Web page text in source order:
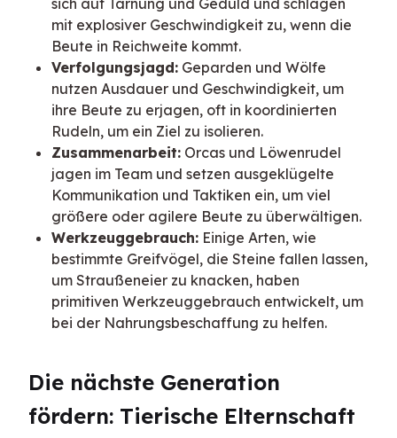
sich auf Tarnung und Geduld und schlagen
mit explosiver Geschwindigkeit zu, wenn die
Beute in Reichweite kommt.
Verfolgungsjagd: Geparden und Wölfe
nutzen Ausdauer und Geschwindigkeit, um
ihre Beute zu erjagen, oft in koordinierten
Rudeln, um ein Ziel zu isolieren.
Zusammenarbeit: Orcas und Löwenrudel
jagen im Team und setzen ausgeklügelte
Kommunikation und Taktiken ein, um viel
größere oder agilere Beute zu überwältigen.
Werkzeuggebrauch: Einige Arten, wie
bestimmte Greifvögel, die Steine fallen lassen,
um Straußeneier zu knacken, haben
primitiven Werkzeuggebrauch entwickelt, um
bei der Nahrungsbeschaffung zu helfen.
Die nächste Generation
fördern: Tierische Elternschaft